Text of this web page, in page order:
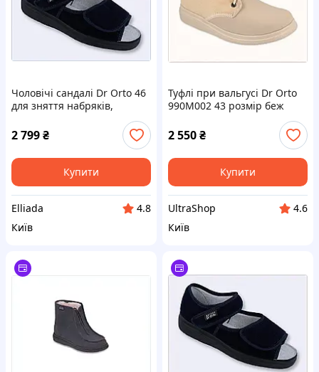
Чоловічі сандалі Dr Orto 46
для зняття набряків,
2 799₴
Купити
Elliada
4.8
Київ
Туфлі при вальгусі Dr Orto
990M002 43 розмір беж
2 550₴
Купити
UltraShop
4.6
Київ